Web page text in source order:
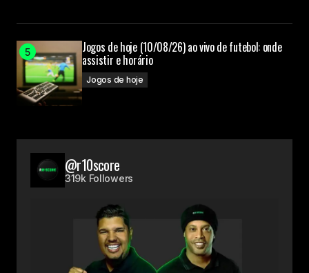
Jogos de hoje (10/08/26) ao vivo de futebol: onde
assistir e horário
Jogos de hoje
@r10score
319k Followers